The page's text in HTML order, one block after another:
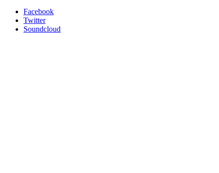
Facebook
Twitter
Soundcloud